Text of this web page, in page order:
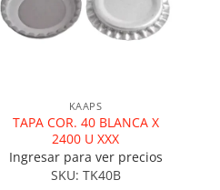
KAAPS
TAPA COR. 40 BLANCA X
2400 U XXX
Ingresar para ver precios
SKU: TK40B